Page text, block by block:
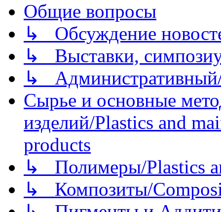
Общие вопросы
↳ Обсуждение
↳ Выставки,
↳
Сырье и основные
изделий/Plastics and
products
↳ Полимеры/Plastics
↳ Композиты/